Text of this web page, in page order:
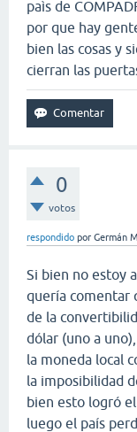
paìs de
por que hay
bien las cosas y
cierran las
0
votos
respondido por Germán M
Si bien no estoy
quería comentar
de la
dólar (uno a
la moneda local
la imposibilidad
bien esto logró
luego el país